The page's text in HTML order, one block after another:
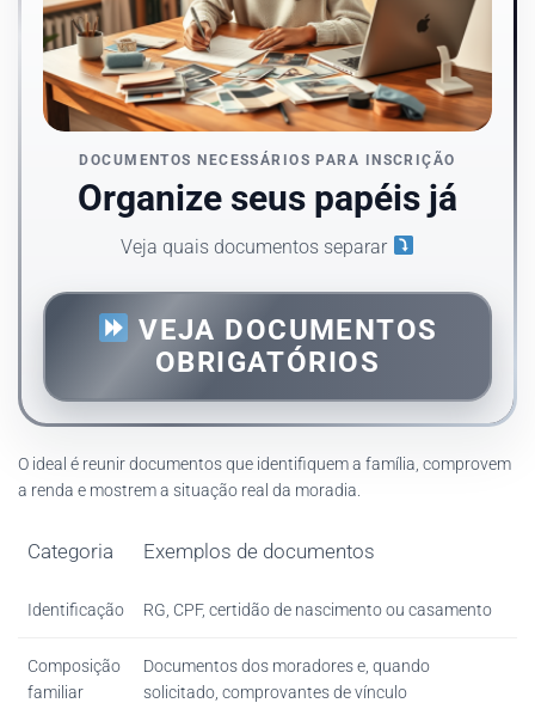
DOCUMENTOS NECESSÁRIOS PARA INSCRIÇÃO
Organize seus papéis já
Veja quais documentos separar
VEJA DOCUMENTOS
OBRIGATÓRIOS
O ideal é reunir documentos que identifiquem a família, comprovem
a renda e mostrem a situação real da moradia.
Categoria Exemplos de documentos
Identificação RG, CPF, certidão de nascimento ou casamento
Composição
familiar
Documentos dos moradores e, quando
solicitado, comprovantes de vínculo